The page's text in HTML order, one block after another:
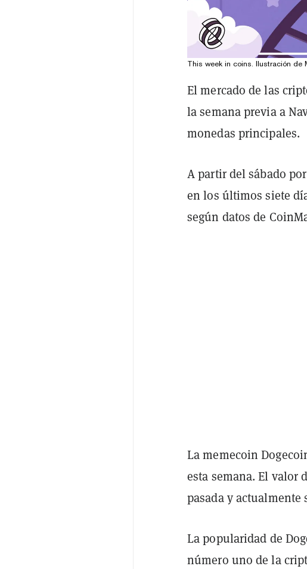
This week in coins. Ilustración de
El mercado de las
la semana previa a
monedas principales.
A partir del sábado
en los últimos siete
según datos de
La memecoin
esta semana. El valor
pasada y actualmente
La popularidad de
número uno de la